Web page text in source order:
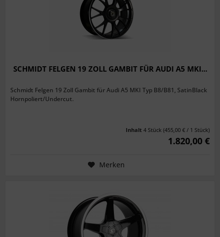
SCHMIDT FELGEN 19 ZOLL GAMBIT FÜR AUDI A5 MKI...
Schmidt Felgen 19 Zoll Gambit für Audi A5 MKI Typ B8/B81, SatinBlack
Hornpoliert/Undercut.
Inhalt 4 Stück (455,00 € / 1 Stück)
1.820,00 €
Merken